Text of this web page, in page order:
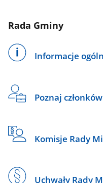
Rada Gminy
Informacje
Poznaj
Komisje Rady
Uchwały Rady